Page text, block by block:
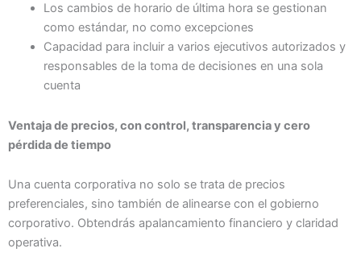
Los cambios de horario de última hora se gestionan
como estándar, no como excepciones
Capacidad para incluir a varios ejecutivos autorizados y
responsables de la toma de decisiones en una sola
cuenta
Ventaja de precios, con control, transparencia y cero
pérdida de tiempo
Una cuenta corporativa no solo se trata de precios
preferenciales, sino también de alinearse con el gobierno
corporativo. Obtendrás apalancamiento financiero y claridad
operativa.